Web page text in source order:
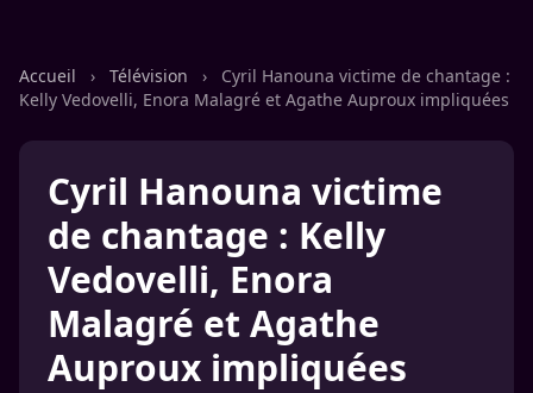
Accueil › Télévision ›
Cyril Hanouna victime de chantage :
Kelly Vedovelli, Enora Malagré et Agathe Auproux impliquées
Cyril Hanouna victime
de chantage : Kelly
Vedovelli, Enora
Malagré et Agathe
Auproux impliquées